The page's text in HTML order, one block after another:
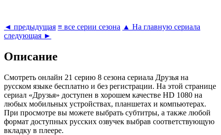
◄ предыдущая ≡ все серии сезона ▲ На главную сериала
следующая ►
Описание
Cмотреть онлайн 21 серию 8 сезона сериала Друзья на
русском языке бесплатно и без регистрации. На этой странице
сериал «Друзья» доступен в хорошем качестве HD 1080 на
любых мобильных устройствах, планшетах и компьютерах.
При просмотре вы можете выбрать субтитры, а также любой
формат доступных русских озвучек выбрав соответствующую
вкладку в плеере.